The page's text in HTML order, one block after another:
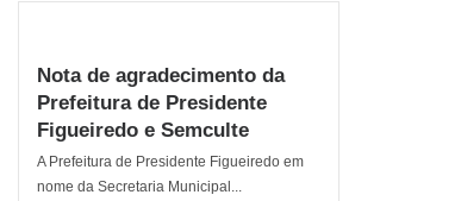
Nota de agradecimento da
Prefeitura de Presidente
Figueiredo e Semculte
A Prefeitura de Presidente Figueiredo em
nome da Secretaria Municipal...